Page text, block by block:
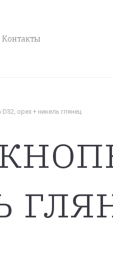
Контакты
D32, орех + никель глянец